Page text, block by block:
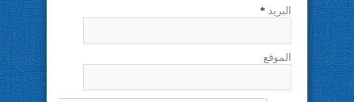
البريد *
الموقع